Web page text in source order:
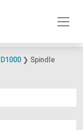
❯ Spindle